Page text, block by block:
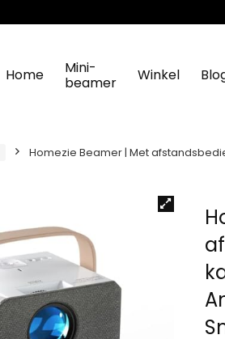
Home
Mini-
beamer
Winkel
Homezie Beamer | Met